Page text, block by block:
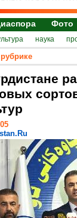
Фото
наука